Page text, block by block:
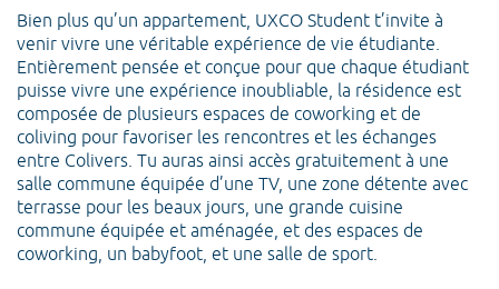
Bien plus qu’un appartement, UXCO Student t’invite à
venir vivre une véritable expérience de vie étudiante.
Entièrement pensée et conçue pour que chaque étudiant
puisse vivre une expérience inoubliable, la résidence est
composée de plusieurs espaces de coworking et de
coliving pour favoriser les rencontres et les échanges
entre Colivers. Tu auras ainsi accès gratuitement à une
salle commune équipée d’une TV, une zone détente avec
terrasse pour les beaux jours, une grande cuisine
commune équipée et aménagée, et des espaces de
coworking, un babyfoot, et une salle de sport.